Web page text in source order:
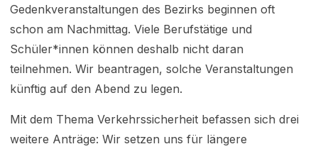
Gedenkveranstaltungen des Bezirks beginnen oft
schon am Nachmittag. Viele Berufstätige und
Schüler*innen können deshalb nicht daran
teilnehmen. Wir beantragen, solche Veranstaltungen
künftig auf den Abend zu legen.
Mit dem Thema Verkehrssicherheit befassen sich drei
weitere Anträge: Wir setzen uns für längere